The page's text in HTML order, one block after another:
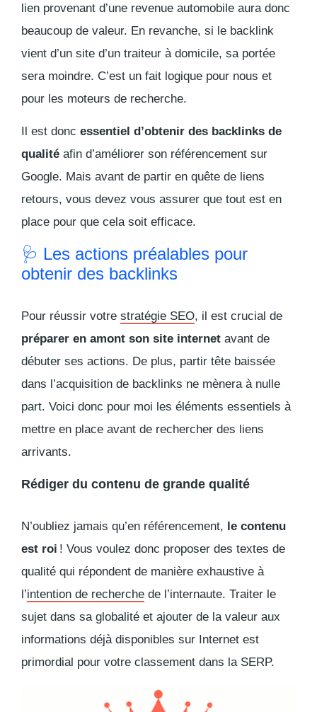
lien provenant d’une revenue automobile aura donc
beaucoup de valeur. En revanche, si le backlink
vient d’un site d’un traiteur à domicile, sa portée
sera moindre. C’est un fait logique pour nous et
pour les moteurs de recherche.
Il est donc essentiel d’obtenir des backlinks de
qualité afin d’améliorer son référencement sur
Google. Mais avant de partir en quête de liens
retours, vous devez vous assurer que tout est en
place pour que cela soit efficace.
🩺 Les actions préalables pour
obtenir des backlinks
Pour réussir votre stratégie SEO, il est crucial de
préparer en amont son site internet avant de
débuter ses actions. De plus, partir tête baissée
dans l’acquisition de backlinks ne mènera à nulle
part. Voici donc pour moi les éléments essentiels à
mettre en place avant de rechercher des liens
arrivants.
Rédiger du contenu de grande qualité
N’oubliez jamais qu’en référencement, le contenu
est roi ! Vous voulez donc proposer des textes de
qualité qui répondent de manière exhaustive à
l’intention de recherche de l’internaute. Traiter le
sujet dans sa globalité et ajouter de la valeur aux
informations déjà disponibles sur Internet est
primordial pour votre classement dans la SERP.